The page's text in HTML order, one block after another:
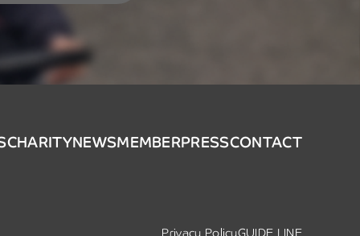
CHARITYNEWSMEMBERPRESSCONTACT
Privacy PolicyGUIDE LINE